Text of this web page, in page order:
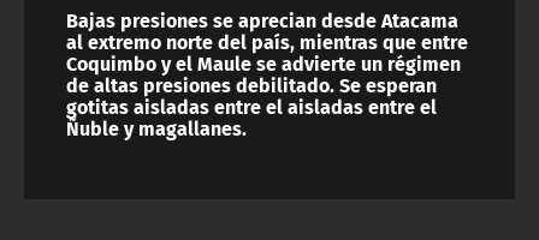
Bajas presiones se aprecian desde Atacama
al extremo norte del país, mientras que entre
Coquimbo y el Maule se advierte un régimen
de altas presiones debilitado. Se esperan
gotitas aisladas entre el aisladas entre el
Ñuble y magallanes.